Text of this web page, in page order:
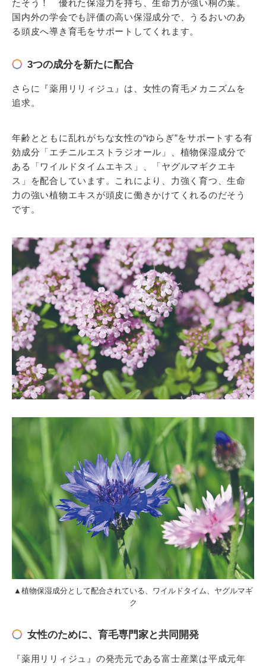
たそう！ 優れた保湿力を持ち、生命力が強い桐の葉。
国内外の学会でも評価の高い保湿成分で、うるおいのあ
る頭皮へ導き育毛をサポートしてくれます。
3つの成分を新たに配合
さらに『薬用リリィジュ』は、女性の育毛メカニズムを
追求。
年齢とともに乱れがちな女性の“ゆらぎ”をサポートする有
効成分「エチニルエストラジオール」、植物保湿成分で
ある「ワイルドタイムエキス」、「ヤグルマギクエキ
ス」を配合しています。これにより、力強く育つ、生命
力の強い植物エキスが頭皮に働きかけてくれるのだそう
です。
▲植物保湿成分として配合されている、ワイルドタイム、ヤグルマギ
ク
女性のために、育毛専門家と共同開発
『薬用リリィジュ』の発売元である富士産業は平成元年